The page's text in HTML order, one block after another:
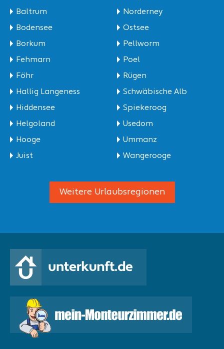
Baltrum
Bodensee
Borkum
Fehmarn
Föhr
Hallig Langeness
Hiddensee
Helgoland
Hooge
Juist
Norderney
Ostsee
Pellworm
Poel
Rügen
Schwäbische Alb
Spiekeroog
Usedom
Ummanz
Wangerooge
Weitere Urlaubsregionen